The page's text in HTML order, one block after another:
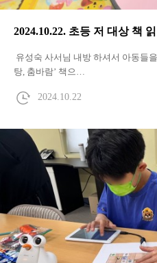
2024.10.22. 초등 저 대상 책
유성숙 사서님 내방 하셔서 아동들
탕, 춤바람’ 책으…
2024.10.22